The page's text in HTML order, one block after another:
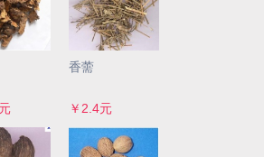
香薷
￥2.4元